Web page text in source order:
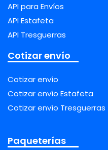
API para Envíos
API Estafeta
API Tresguerras
Cotizar envío
Cotizar envío
Cotizar envío Estafeta
Cotizar envío Tresguerras
Paqueterías